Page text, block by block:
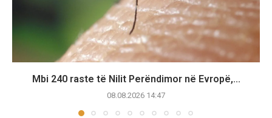
Mbi 240 raste të Nilit Perëndimor në Evropë,...
08.08.2026 14:47